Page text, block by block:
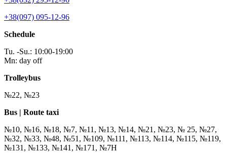
+38(097) 095-12-96
Schedule
Tu. -Su.: 10:00-19:00
Mn: day off
Trolleybus
№22, №23
Bus | Route taxi
№10, №16, №18, №7, №11, №13, №14, №21, №23, № 25, №27,
№32, №33, №48, №51, №109, №111, №113, №114, №115, №119,
№131, №133, №141, №171, №7Н